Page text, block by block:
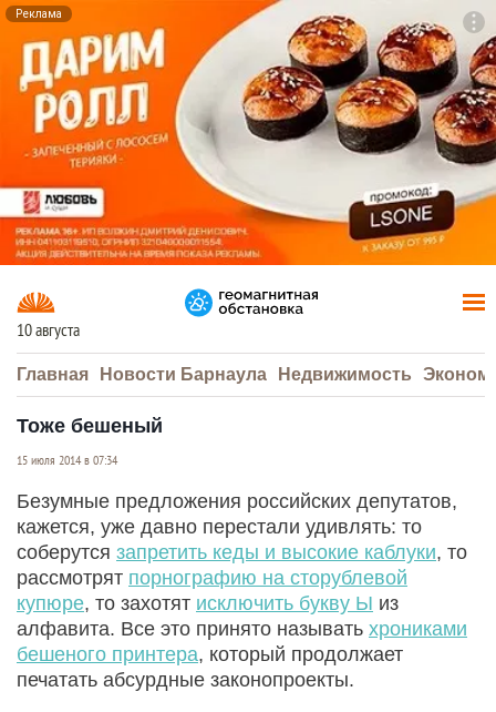
Реклама
10 августа
Главная Новости Барнаула Недвижимость
Тоже бешеный
15 июля 2014 в 07:34
Безумные предложения российских депутатов,
кажется, уже давно перестали удивлять: то
соберутся запретить кеды и высокие каблуки, то
рассмотрят порнографию на сторублевой
купюре, то захотят исключить букву Ы из
алфавита. Все это принято называть хрониками
бешеного принтера, который продолжает
печатать абсурдные законопроекты.